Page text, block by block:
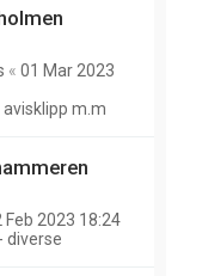
« 01 Mar 2023
avisklipp m.m
Feb 2023 18:24
diverse